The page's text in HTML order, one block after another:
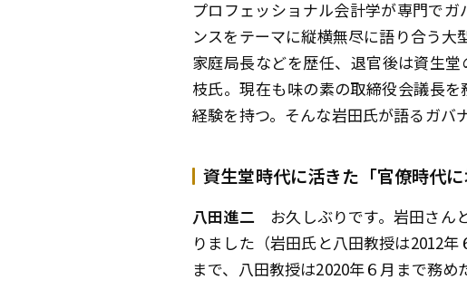
プロフェッショナル会計学が専門で
ンスをテーマに縦横無尽に語り合う
家庭局長などを歴任、退官後は資生
枝氏。現在も味の素の取締役会議長
経験を持つ。そんな岩田氏が語るガバナ
資生堂時代に活きた「官僚時代
八田進二 お久しぶりです。岩田さん
りました（岩田氏と八田教授は2012
まで、八田教授は2020年６月まで務め